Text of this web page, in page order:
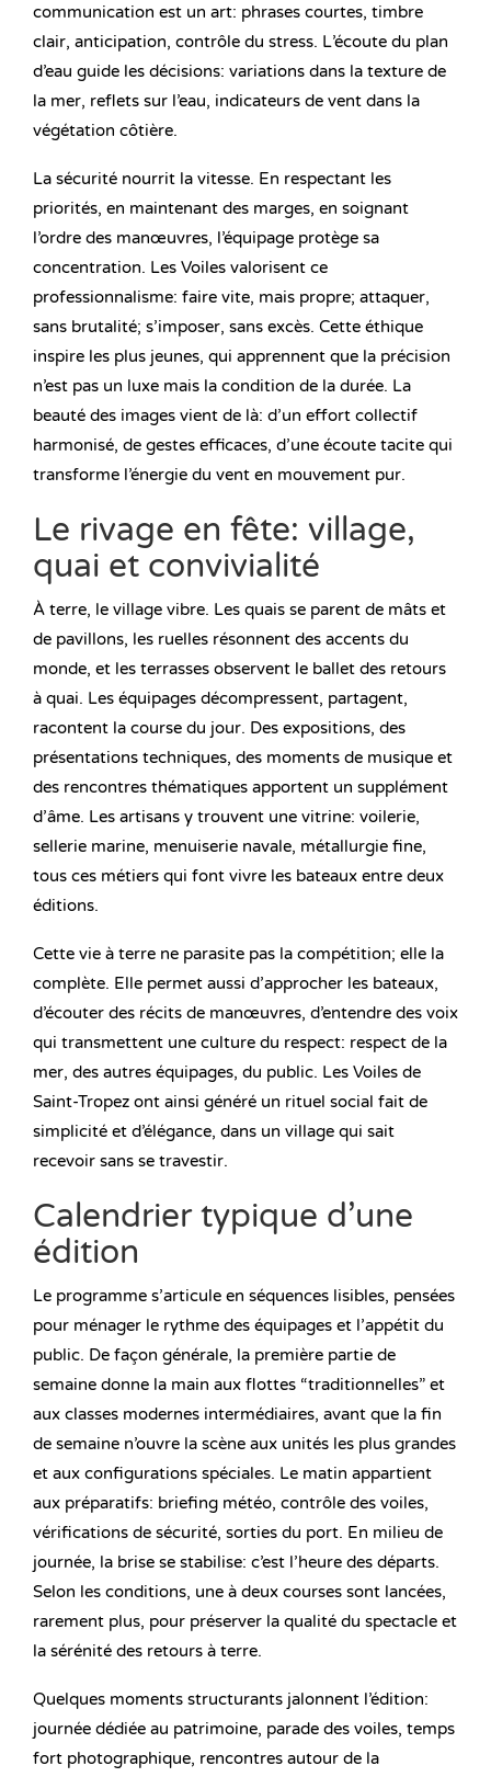
communication est un art: phrases courtes, timbre
clair, anticipation, contrôle du stress. L’écoute du plan
d’eau guide les décisions: variations dans la texture de
la mer, reflets sur l’eau, indicateurs de vent dans la
végétation côtière.
La sécurité nourrit la vitesse. En respectant les
priorités, en maintenant des marges, en soignant
l’ordre des manœuvres, l’équipage protège sa
concentration. Les Voiles valorisent ce
professionnalisme: faire vite, mais propre; attaquer,
sans brutalité; s’imposer, sans excès. Cette éthique
inspire les plus jeunes, qui apprennent que la précision
n’est pas un luxe mais la condition de la durée. La
beauté des images vient de là: d’un effort collectif
harmonisé, de gestes efficaces, d’une écoute tacite qui
transforme l’énergie du vent en mouvement pur.
Le rivage en fête: village,
quai et convivialité
À terre, le village vibre. Les quais se parent de mâts et
de pavillons, les ruelles résonnent des accents du
monde, et les terrasses observent le ballet des retours
à quai. Les équipages décompressent, partagent,
racontent la course du jour. Des expositions, des
présentations techniques, des moments de musique et
des rencontres thématiques apportent un supplément
d’âme. Les artisans y trouvent une vitrine: voilerie,
sellerie marine, menuiserie navale, métallurgie fine,
tous ces métiers qui font vivre les bateaux entre deux
éditions.
Cette vie à terre ne parasite pas la compétition; elle la
complète. Elle permet aussi d’approcher les bateaux,
d’écouter des récits de manœuvres, d’entendre des voix
qui transmettent une culture du respect: respect de la
mer, des autres équipages, du public. Les Voiles de
Saint-Tropez ont ainsi généré un rituel social fait de
simplicité et d’élégance, dans un village qui sait
recevoir sans se travestir.
Calendrier typique d’une
édition
Le programme s’articule en séquences lisibles, pensées
pour ménager le rythme des équipages et l’appétit du
public. De façon générale, la première partie de
semaine donne la main aux flottes “traditionnelles” et
aux classes modernes intermédiaires, avant que la fin
de semaine n’ouvre la scène aux unités les plus grandes
et aux configurations spéciales. Le matin appartient
aux préparatifs: briefing météo, contrôle des voiles,
vérifications de sécurité, sorties du port. En milieu de
journée, la brise se stabilise: c’est l’heure des départs.
Selon les conditions, une à deux courses sont lancées,
rarement plus, pour préserver la qualité du spectacle et
la sérénité des retours à terre.
Quelques moments structurants jalonnent l’édition:
journée dédiée au patrimoine, parade des voiles, temps
fort photographique, rencontres autour de la